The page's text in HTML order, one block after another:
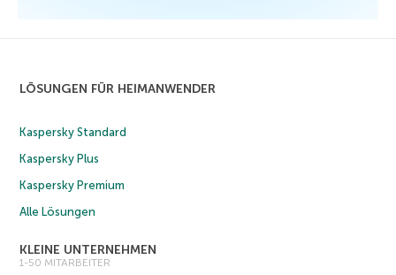
LÖSUNGEN FÜR HEIMANWENDER
Kaspersky Standard
Kaspersky Plus
Kaspersky Premium
Alle Lösungen
KLEINE UNTERNEHMEN
1-50 MITARBEITER